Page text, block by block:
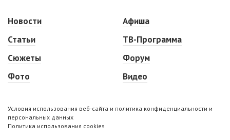
Новости
Статьи
Сюжеты
Фото
Афиша
ТВ-Программа
Форум
Видео
Условия использования веб-сайта и политика конфиденциальности и
персональных данных
Политика использования cookies